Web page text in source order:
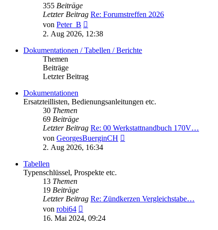
355 Beiträge
Letzter Beitrag Re: Forumstreffen 2026
von Peter_B
Beitrag
2. Aug 2026, 12:38
Dokumentationen / Tabellen / Berichte
Themen
Beiträge
Letzter Beitrag
Dokumentationen
Ersatzteillisten, Bedienungsanleitungen etc.
30 Themen
69 Beiträge
Letzter Beitrag Re: 00 Werkstattnandbuch 170V…
von GeorgesBuerginCH
2. Aug 2026, 16:34
Tabellen
Typenschlüssel, Prospekte etc.
13 Themen
19 Beiträge
Letzter Beitrag Re: Zündkerzen Vergleichstabe…
von robi64
Beitrag
16. Mai 2024, 09:24